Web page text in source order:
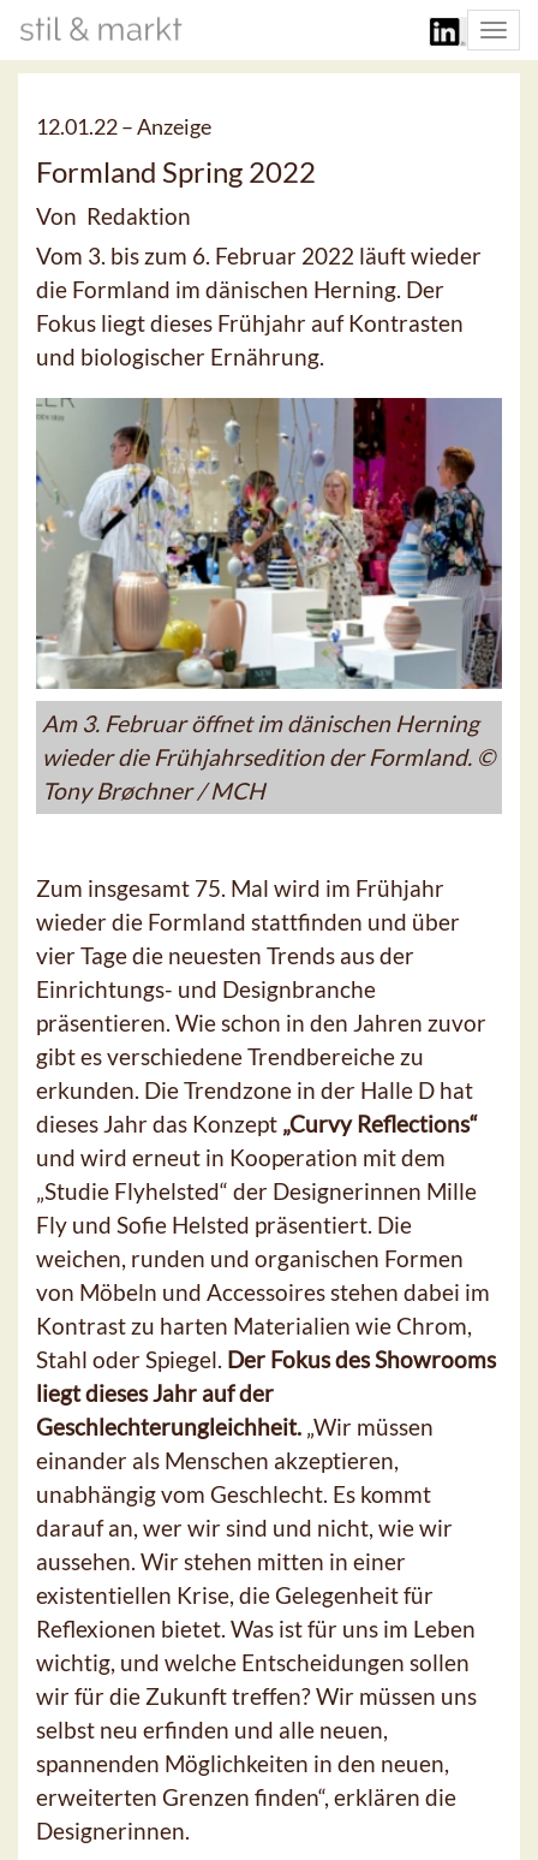
12.01.22 –Anzeige
Formland Spring 2022
Von Redaktion
Vom 3. bis zum 6. Februar 2022 läuft wieder
die Formland im dänischen Herning. Der
Fokus liegt dieses Frühjahr auf Kontrasten
und biologischer Ernährung.
Am 3. Februar öffnet im dänischen Herning
wieder die Frühjahrsedition der Formland. ©
Tony Brøchner / MCH
Zum insgesamt 75. Mal wird im Frühjahr
wieder die Formland stattfinden und über
vier Tage die neuesten Trends aus der
Einrichtungs- und Designbranche
präsentieren. Wie schon in den Jahren zuvor
gibt es verschiedene Trendbereiche zu
erkunden. Die Trendzone in der Halle D hat
dieses Jahr das Konzept „Curvy Reflections“
und wird erneut in Kooperation mit dem
„Studie Flyhelsted“ der Designerinnen Mille
Fly und Sofie Helsted präsentiert. Die
weichen, runden und organischen Formen
von Möbeln und Accessoires stehen dabei im
Kontrast zu harten Materialien wie Chrom,
Stahl oder Spiegel. Der Fokus des Showrooms
liegt dieses Jahr auf der
Geschlechterungleichheit. „Wir müssen
einander als Menschen akzeptieren,
unabhängig vom Geschlecht. Es kommt
darauf an, wer wir sind und nicht, wie wir
aussehen. Wir stehen mitten in einer
existentiellen Krise, die Gelegenheit für
Reflexionen bietet. Was ist für uns im Leben
wichtig, und welche Entscheidungen sollen
wir für die Zukunft treffen? Wir müssen uns
selbst neu erfinden und alle neuen,
spannenden Möglichkeiten in den neuen,
erweiterten Grenzen finden“, erklären die
Designerinnen.